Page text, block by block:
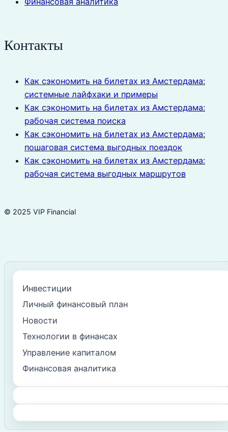
Контакты
Как сэкономить на билетах из Амстердама:
системные лайфхаки и примеры
Как сэкономить на билетах из Амстердама:
рабочая система поиска
Как сэкономить на билетах из Амстердама:
пошаговая система выгодных поездок
Как сэкономить на билетах из Амстердама:
рабочая система выгодных маршрутов
© 2025 VIP Financial
Инвестиции
Личный финансовый план
Новости
Технологии в финансах
Управление капиталом
Финансовая аналитика